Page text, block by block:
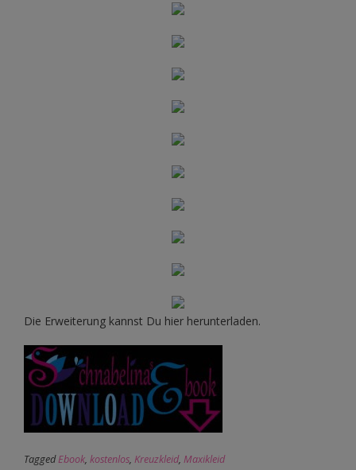
Die Erweiterung kannst Du hier herunterladen.
TaggedEbook, kostenlos, Kreuzkleid, Maxikleid